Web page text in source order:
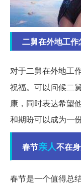
二舅在外地工
对于二舅在外地工
祝福。可以问候二
康，同时表达希望
和期盼可以成为一
春节亲人不在
春节是一个值得总